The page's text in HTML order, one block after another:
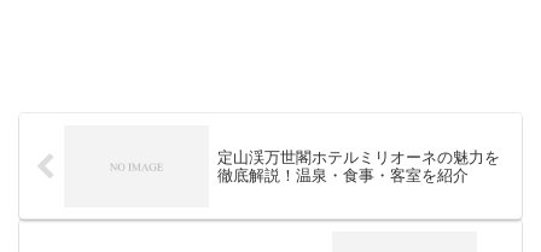
定山渓万世閣ホテルミリオーネの魅力を
徹底解説！温泉・食事・客室を紹介